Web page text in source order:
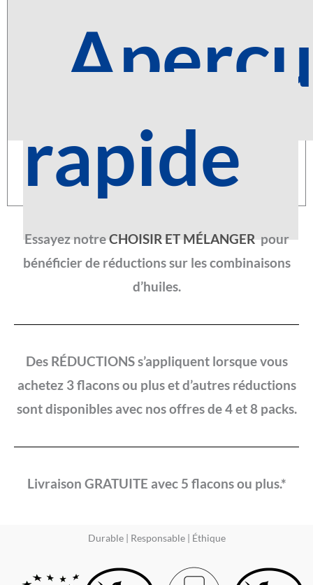
rapide
Essayez notreCHOISIR ET MÉLANGERpour
bénéficier de réductions sur les combinaisons
d’huiles.
Des RÉDUCTIONS s’appliquent lorsque vous
achetez 3 flacons ou plus et d’autres réductions
sont disponibles avec nos offres de 4 et 8 packs.
Livraison GRATUITE avec 5 flacons ou plus.*
Durable | Responsable | Éthique